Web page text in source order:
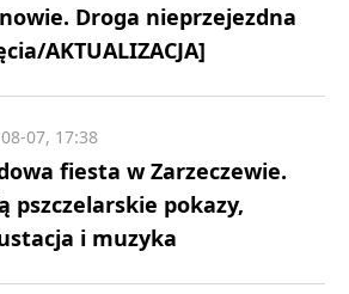
Droga nieprzejezdna
AKTUALIZACJA]
fiesta w Zarzeczewie.
pszczelarskie pokazy,
i muzyka
07, 17:38